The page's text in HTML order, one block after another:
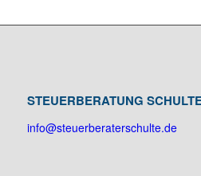
STEUERBERATUNG
info@steuerberaterschulte.de